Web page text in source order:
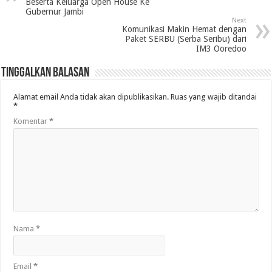
Gubernur Jambi
Next
Komunikasi Makin Hemat dengan
Paket SERBU (Serba Seribu) dari
IM3 Ooredoo
Tinggalkan Balasan
Alamat email Anda tidak akan dipublikasikan. Ruas yang wajib ditandai
*
Komentar*
Nama*
Email*